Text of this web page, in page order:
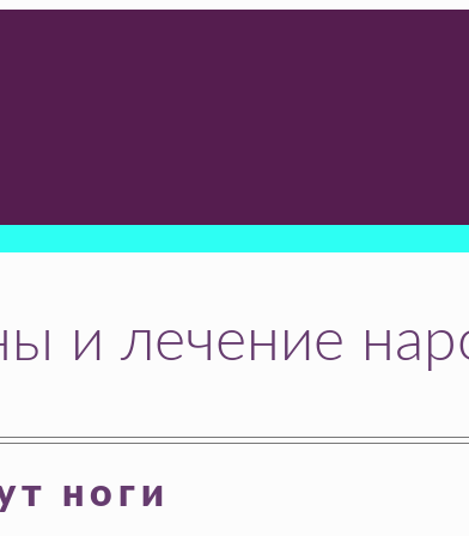
и лечение
ноги